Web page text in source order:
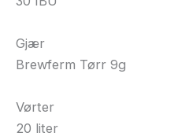
Gjær
Brewferm Tørr 9g
Vørter
20 liter